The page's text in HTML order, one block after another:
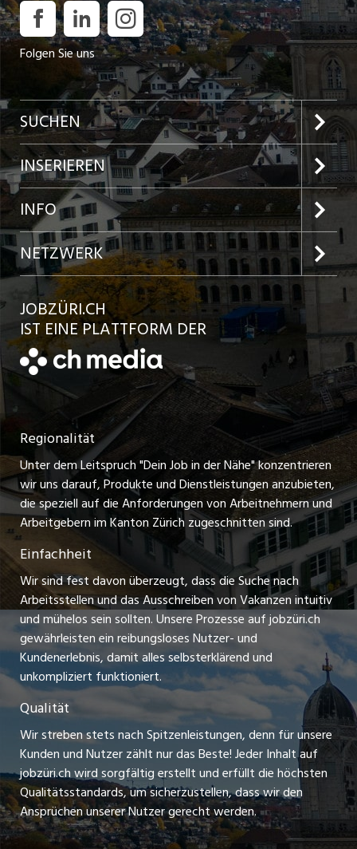
Folgen Sie uns
SUCHEN
Jobs im Kanton Zürich
Jobs in der Stadt Zürich
Jobs in der Stadt Winterthur
Jobs in der Stadt Bülach
Jobs in der Stadt Uster
Jobs in der Stadt Horgen
Festanstellungen
Temporäre Jobs
Freelance Jobs
Praktikum-Jobs
Lehrstellen
Ferienjobs
Führungspositionen
Arbeitgeber
Jobline
INSERIEREN
Preise und Leistungen
Inserat aufgeben
Kundenlogin
Schnittstelle
INFO
Team
Ratgeber
AGB
Datenschutzerklärung
Nutzungsbedingungen
Impressum
Stellenmeldepflicht
NETZWERK
jobbasel.ch
jobbern.ch
jobmittelland.ch
zentraljob.ch
myjob.ch
schaffu.ch (VS)
ajourjob.ch
limmattalerzeitung.ch
radio24.ch
toxic.fm
telezüri.ch
chmedia.ch
JOBZÜRI.CH
IST EINE PLATTFORM DER
Regionalität
Unter dem Leitspruch "Dein Job in der Nähe" konzentrieren
wir uns darauf, Produkte und Dienstleistungen anzubieten,
die speziell auf die Anforderungen von Arbeitnehmern und
Arbeitgebern im Kanton Zürich zugeschnitten sind.
Einfachheit
Wir sind fest davon überzeugt, dass die Suche nach
Arbeitsstellen und das Ausschreiben von Vakanzen intuitiv
und mühelos sein sollten. Unsere Prozesse auf jobzüri.ch
gewährleisten ein reibungsloses Nutzer- und
Kundenerlebnis, damit alles selbsterklärend und
unkompliziert funktioniert.
Qualität
Wir streben stets nach Spitzenleistungen, denn für unsere
Kunden und Nutzer zählt nur das Beste! Jeder Inhalt auf
jobzüri.ch wird sorgfältig erstellt und erfüllt die höchsten
Qualitätsstandards, um sicherzustellen, dass wir den
Ansprüchen unserer Nutzer gerecht werden.